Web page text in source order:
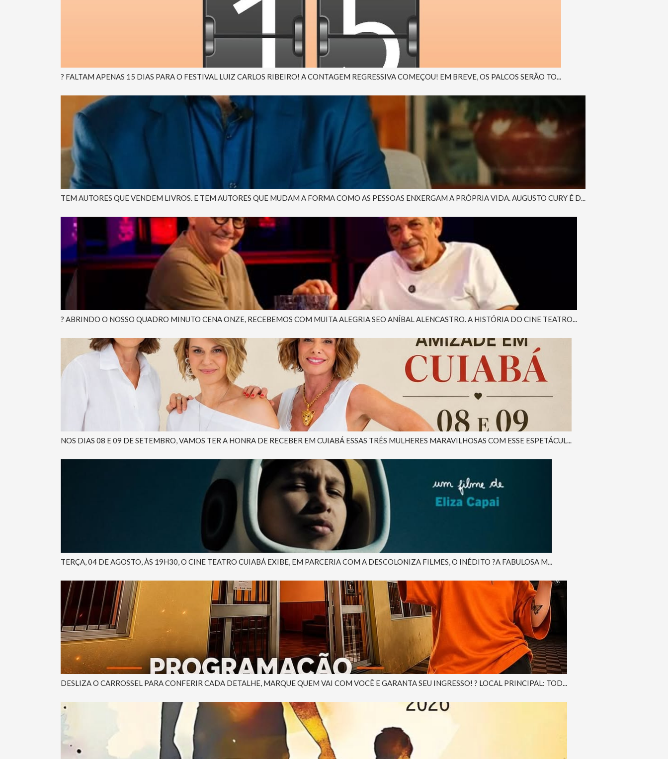
? FALTAM APENAS 15 DIAS PARA O FESTIVAL LUIZ CARLOS RIBEIRO! A CONTAGEM REGRESSIVA COMEÇOU! EM BREVE, OS PALCOS SERÃO TO...
TEM AUTORES QUE VENDEM LIVROS. E TEM AUTORES QUE MUDAM A FORMA COMO AS PESSOAS ENXERGAM A PRÓPRIA VIDA. AUGUSTO CURY É D...
? ABRINDO O NOSSO QUADRO MINUTO CENA ONZE, RECEBEMOS COM MUITA ALEGRIA SEO ANÍBAL ALENCASTRO. A HISTÓRIA DO CINE TEATRO...
NOS DIAS 08 E 09 DE SETEMBRO, VAMOS TER A HONRA DE RECEBER EM CUIABÁ ESSAS TRÊS MULHERES MARAVILHOSAS COM ESSE ESPETÁCUL...
TERÇA, 04 DE AGOSTO, ÀS 19H30, O CINE TEATRO CUIABÁ EXIBE, EM PARCERIA COM A DESCOLONIZA FILMES, O INÉDITO ?A FABULOSA M...
DESLIZA O CARROSSEL PARA CONFERIR CADA DETALHE, MARQUE QUEM VAI COM VOCÊ E GARANTA SEU INGRESSO! ? LOCAL PRINCIPAL: TOD...